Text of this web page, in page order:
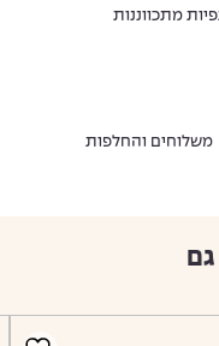
מתכווננות
משלוחים והחלפות